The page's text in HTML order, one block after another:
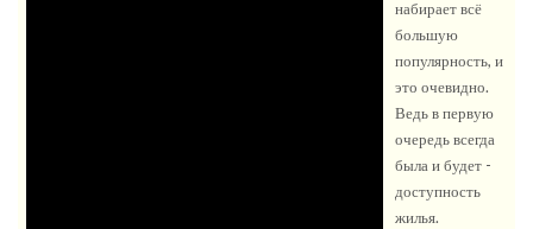
набирает всё
большую
популярность, и
это очевидно.
Ведь в первую
очередь всегда
была и будет -
доступность
жилья.